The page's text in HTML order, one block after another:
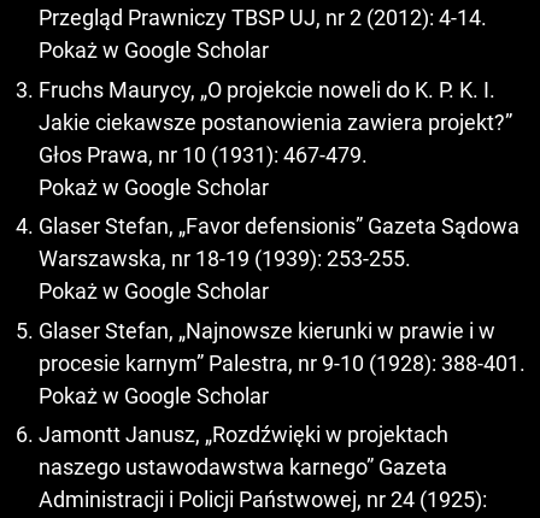
Przegląd Prawniczy TBSP UJ, nr 2 (2012): 4-14.
Pokaż w Google Scholar
Fruchs Maurycy, „O projekcie noweli do K. P. K. I.
Jakie ciekawsze postanowienia zawiera projekt?”
Głos Prawa, nr 10 (1931): 467-479.
Pokaż w Google Scholar
Glaser Stefan, „Favor defensionis” Gazeta Sądowa
Warszawska, nr 18-19 (1939): 253-255.
Pokaż w Google Scholar
Glaser Stefan, „Najnowsze kierunki w prawie i w
procesie karnym” Palestra, nr 9-10 (1928): 388-401.
Pokaż w Google Scholar
Jamontt Janusz, „Rozdźwięki w projektach
naszego ustawodawstwa karnego” Gazeta
Administracji i Policji Państwowej, nr 24 (1925):